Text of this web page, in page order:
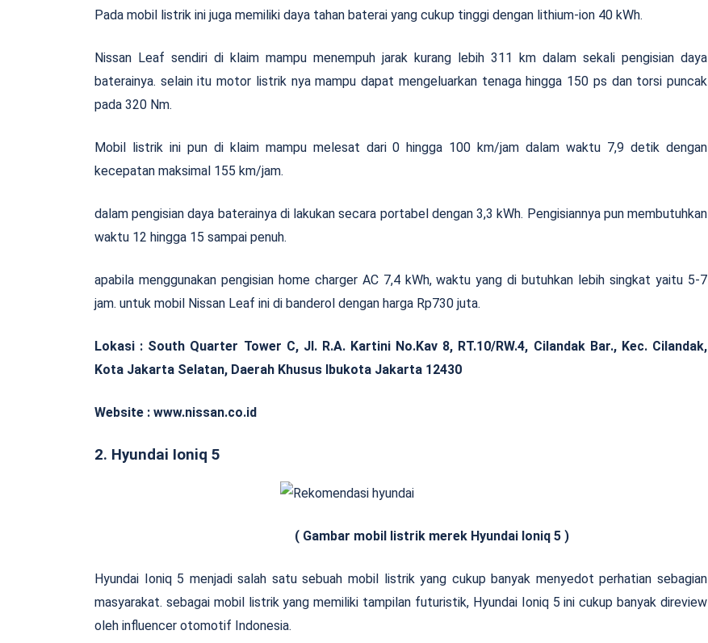
Pada mobil listrik ini juga memiliki daya tahan baterai yang cukup tinggi dengan lithium-ion 40 kWh.
Nissan Leaf sendiri di klaim mampu menempuh jarak kurang lebih 311 km dalam sekali pengisian daya
baterainya. selain itu motor listrik nya mampu dapat mengeluarkan tenaga hingga 150 ps dan torsi puncak
pada 320 Nm.
Mobil listrik ini pun di klaim mampu melesat dari 0 hingga 100 km/jam dalam waktu 7,9 detik dengan
kecepatan maksimal 155 km/jam.
dalam pengisian daya baterainya di lakukan secara portabel dengan 3,3 kWh. Pengisiannya pun membutuhkan
waktu 12 hingga 15 sampai penuh.
apabila menggunakan pengisian home charger AC 7,4 kWh, waktu yang di butuhkan lebih singkat yaitu 5-7
jam. untuk mobil Nissan Leaf ini di banderol dengan harga Rp730 juta.
Lokasi : South Quarter Tower C, Jl. R.A. Kartini No.Kav 8, RT.10/RW.4, Cilandak Bar., Kec. Cilandak,
Kota Jakarta Selatan, Daerah Khusus Ibukota Jakarta 12430
Website : www.nissan.co.id
2. Hyundai Ioniq 5
( Gambar mobil listrik merek Hyundai Ioniq 5 )
Hyundai Ioniq 5 menjadi salah satu sebuah mobil listrik yang cukup banyak menyedot perhatian sebagian
masyarakat. sebagai mobil listrik yang memiliki tampilan futuristik, Hyundai Ioniq 5 ini cukup banyak direview
oleh influencer otomotif Indonesia.